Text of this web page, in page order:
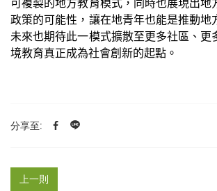
可複製的地方教育模式，同時也展現出地
政策的可能性，讓在地青年也能是推動地
未來也期待此一模式擴散至更多社區、更
境教育真正成為社會創新的起點。
分享至:
上一則